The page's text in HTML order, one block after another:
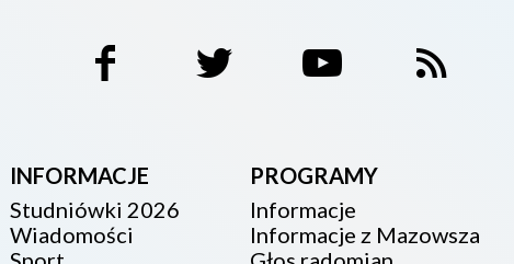
INFORMACJE
Studniówki 2026
Wiadomości
PROGRAMY
Informacje
Informacje z Mazowsza